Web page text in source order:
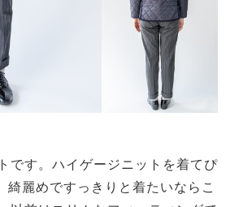
です。ハイゲージニットを着てぴ
綺麗めですっきりと着たいならこ